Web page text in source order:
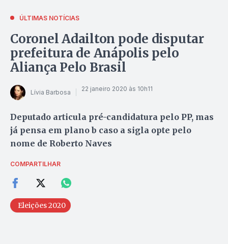
ÚLTIMAS NOTÍCIAS
Coronel Adailton pode disputar
prefeitura de Anápolis pelo
Aliança Pelo Brasil
Lívia Barbosa 22 janeiro 2020 às 10h11
Deputado articula pré-candidatura pelo PP, mas
já pensa em plano b caso a sigla opte pelo
nome de Roberto Naves
COMPARTILHAR
Eleições 2020